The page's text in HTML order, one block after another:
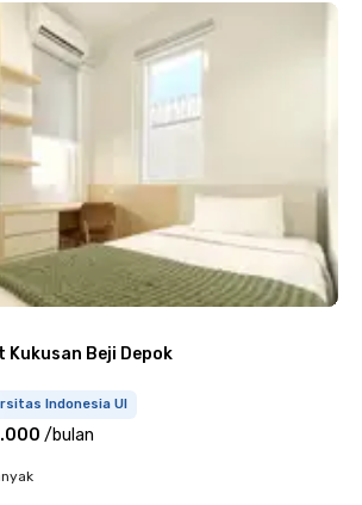
Kukusan Beji Depok
Indonesia UI
/bulan